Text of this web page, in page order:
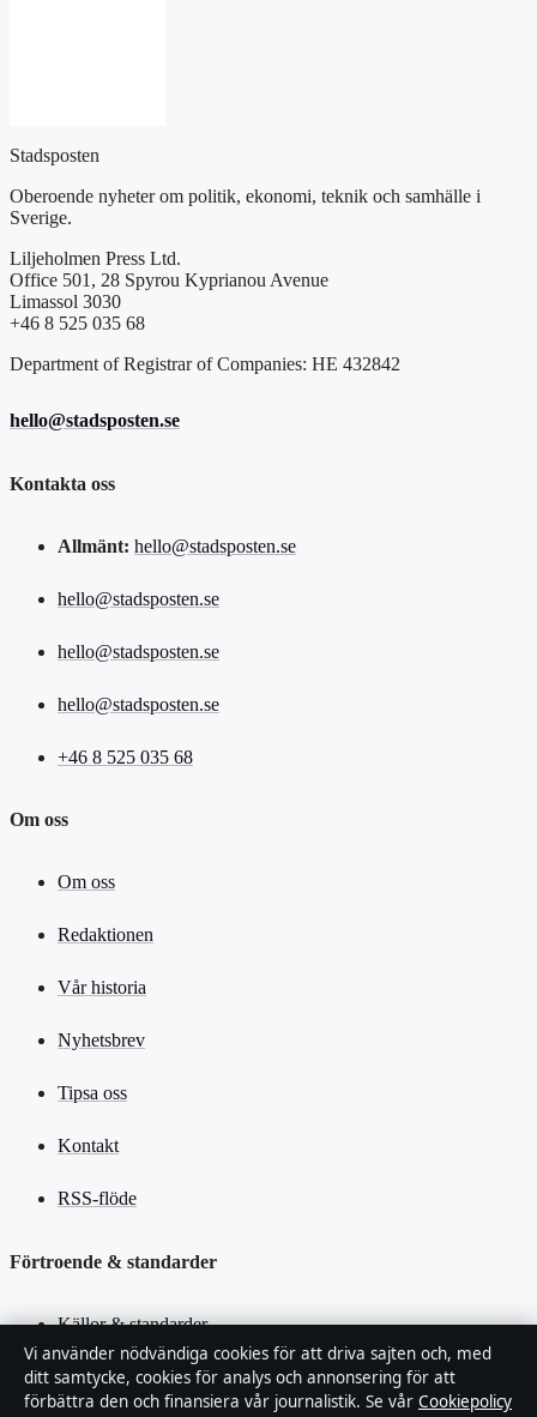
Stadsposten
Oberoende nyheter om politik, ekonomi, teknik och samhälle i
Sverige.
Liljeholmen Press Ltd.
Office 501, 28 Spyrou Kyprianou Avenue
Limassol 3030
+46 8 525 035 68
Department of Registrar of Companies: HE 432842
hello@stadsposten.se
Kontakta oss
Allmänt: hello@stadsposten.se
hello@stadsposten.se
hello@stadsposten.se
hello@stadsposten.se
+46 8 525 035 68
Om oss
Om oss
Redaktionen
Vår historia
Nyhetsbrev
Tipsa oss
Kontakt
RSS-flöde
Förtroende & standarder
Källor & standarder
Redaktionell policy
Vi använder nödvändiga cookies för att driva sajten och, med
ditt samtycke, cookies för analys och annonsering för att
förbättra den och finansiera vår journalistik. Se vår Cookiepolicy